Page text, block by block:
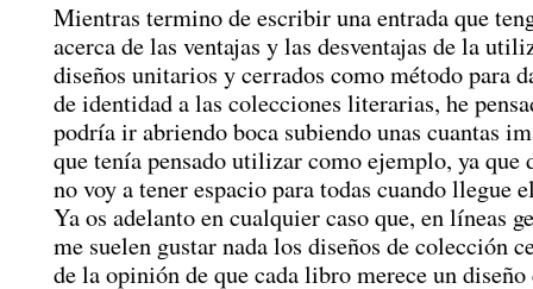
Mientras termino de escribir una entrada que
acerca de las ventajas y las desventajas de la
diseños unitarios y cerrados como método para
de identidad a las colecciones literarias, he
podría ir abriendo boca subiendo unas cuantas
que tenía pensado utilizar como ejemplo, ya que
no voy a tener espacio para todas cuando llegue
Ya os adelanto en cualquier caso que, en líneas
me suelen gustar nada los diseños de colección
de la opinión de que cada libro merece un